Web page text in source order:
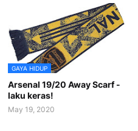
GAYA HIDUP
Arsenal 19/20 Away Scarf -
laku keras!
May 19, 2020